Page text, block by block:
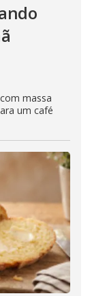
massa
um café